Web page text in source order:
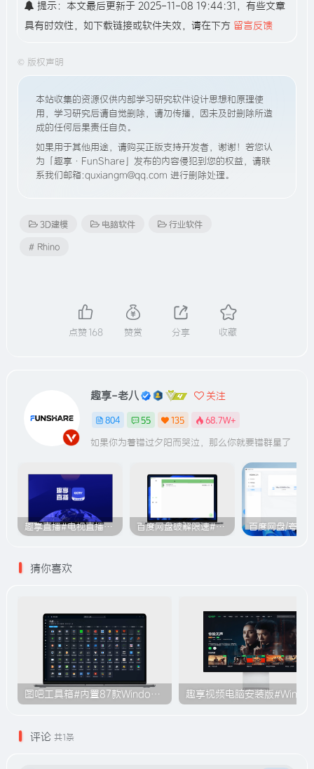
提示：本文最后更新于 2025-11-08 19:44:31，有些文章
具有时效性，如下载链接或软件失效，请在下方 留言反馈
© 版权声明
本站收集的资源仅供内部学习研究软件设计思想和原理使
用，学习研究后请自觉删除，请勿传播，因未及时删除所造
成的任何后果责任自负。
如果用于其他用途，请购买正版支持开发者，谢谢！若您认
为「趣享·FunShare」发布的内容侵犯到您的权益，请联
系我们邮箱:quxiangm@qq.com 进行删除处理。
3D建模 电脑软件 行业软件
# Rhino
点赞 168 赞赏 分享 收藏
趣享-老八 关注
804 55 135 68.7W+
如果你为着错过夕阳而哭泣，那么你就要错群星了
趣享直播#电视直播软件#2000+个超清直播频道#支持电视和安卓手机 百度网盘破解限速#突破官方限速#满速下载#A614
猜你喜欢
图吧工具箱#内置87款Windows系统使用工具#无需安装#B009
评论 共1条